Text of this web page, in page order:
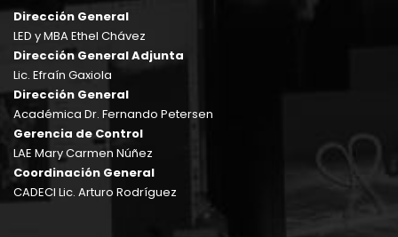
Dirección General
LED y MBA Ethel Chávez
Dirección General Adjunta
Lic. Efraín Gaxiola
Dirección General
Académica Dr. Fernando Petersen
Gerencia de Control
LAE Mary Carmen Núñez
Coordinación General
CADECI Lic. Arturo Rodríguez